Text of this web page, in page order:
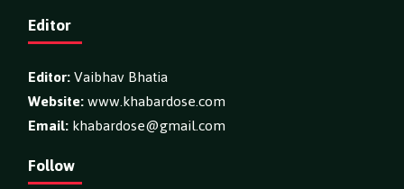
Editor
Editor:Vaibhav Bhatia
Website:www.khabardose.com
Email:khabardose@gmail.com
Follow